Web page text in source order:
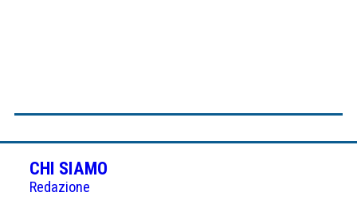
CHI SIAMO
Redazione